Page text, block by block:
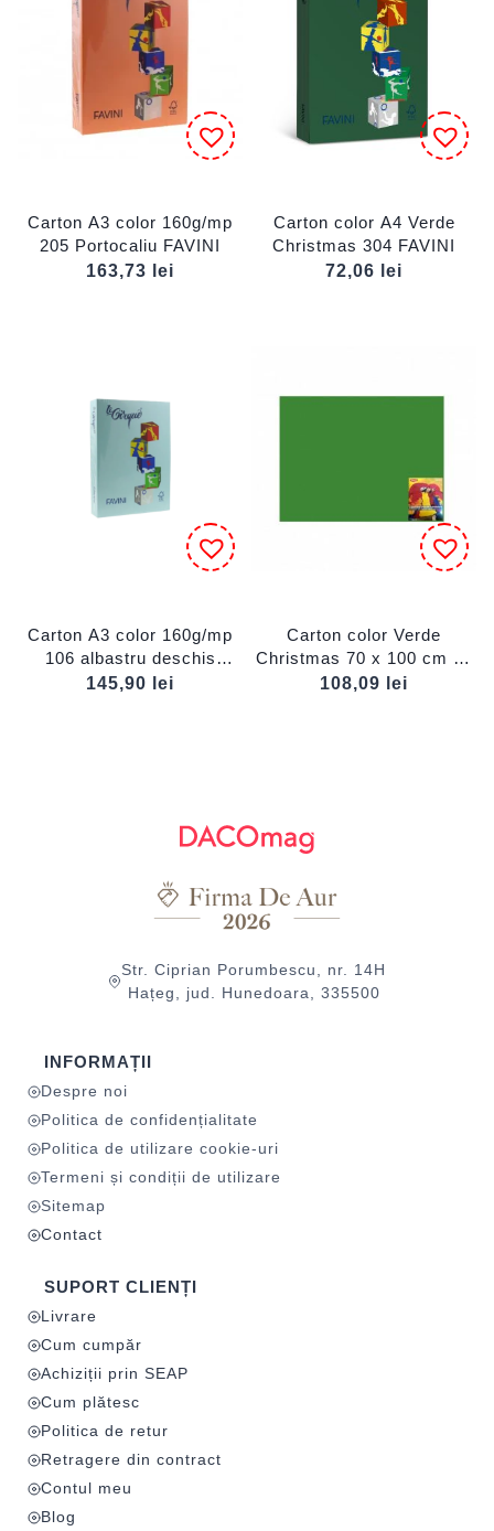
Carton A3 color 160g/mp
205 Portocaliu FAVINI
163,73
lei
Carton color A4 Verde
Christmas 304 FAVINI
72,06
lei
Carton A3 color 160g/mp
106 albastru deschis
FAVINI
145,90 lei
Carton color Verde
Christmas 70 x 100 cm 10
coli DACO CN271V
108,09 lei
Str. Ciprian Porumbescu, nr. 14H
Hațeg, jud. Hunedoara, 335500
INFORMAȚII
Despre noi
Politica de confidențialitate
Politica de utilizare cookie-uri
Termeni și condiții de utilizare
Sitemap
Contact
SUPORT CLIENȚI
Livrare
Cum cumpăr
Achiziții prin SEAP
Cum plătesc
Politica de retur
Retragere din contract
Contul meu
Blog